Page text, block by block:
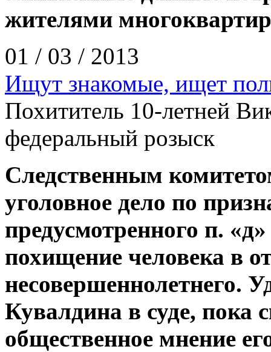
жителями
01 / 03 / 2013
Ищут знакомые, ищет
Похититель 10-летней
федеральный розыск
Следственным
уголовное дело по
предусмотренного п.
похищение человека в
несовершеннолетнего.
Кувалдина в суде, пока
общественное мнение